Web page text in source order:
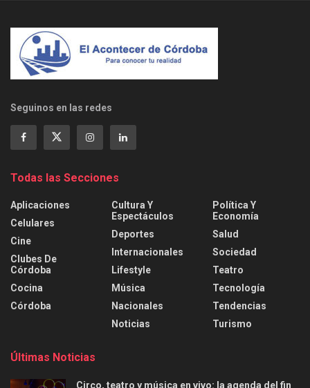
Seguinos en las redes
Todas las Secciones
Aplicaciones
Celulares
Cine
Clubes De
Córdoba
Cocina
Córdoba
Cultura Y
Espectáculos
Deportes
Internacionales
Lifestyle
Música
Nacionales
Noticias
Política Y
Economía
Salud
Sociedad
Teatro
Tecnología
Tendencias
Turismo
Últimas Noticias
Circo, teatro y música en vivo: la agenda del fin